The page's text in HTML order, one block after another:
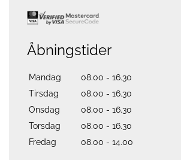
Åbningstider
Mandag
08.00 - 16.30
Tirsdag
08.00 - 16.30
Onsdag
08.00 - 16.30
Torsdag
08.00 - 16.30
Fredag
08.00 - 14.00